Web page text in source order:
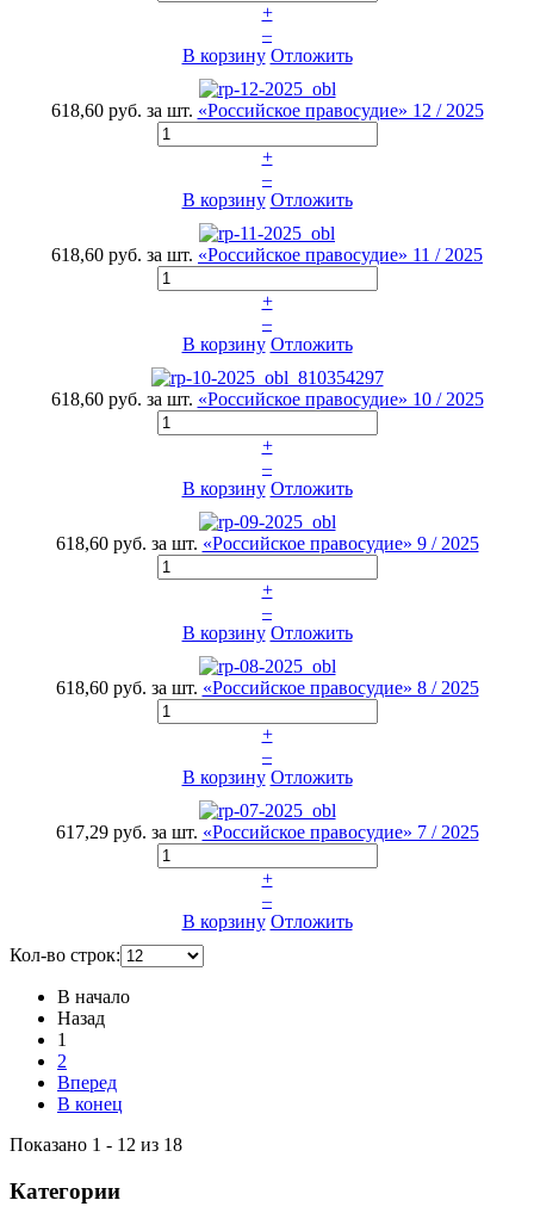
+
–
В корзину Отложить
618,60 руб. за шт. «Российское правосудие» 12 / 2025
+
–
В корзину Отложить
618,60 руб. за шт. «Российское правосудие» 11 / 2025
+
–
В корзину Отложить
618,60 руб. за шт. «Российское правосудие» 10 / 2025
+
–
В корзину Отложить
618,60 руб. за шт. «Российское правосудие» 9 / 2025
+
–
В корзину Отложить
618,60 руб. за шт. «Российское правосудие» 8 / 2025
+
–
В корзину Отложить
617,29 руб. за шт. «Российское правосудие» 7 / 2025
+
–
В корзину Отложить
Кол-во строк:
В начало
Назад
1
2
Вперед
В конец
Показано 1 - 12 из 18
Категории